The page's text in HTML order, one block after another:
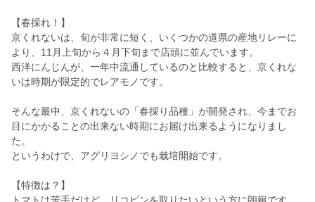
【春採れ！】
京くれないは、旬が非常に短く、いくつかの道県の産地リレーに
より、11月上旬から４月下旬まで店頭に並んでいます。
西洋にんじんが、一年中流通しているのと比較すると、京くれな
いは時期が限定的でレアモノです。
そんな最中、京くれないの「春採り品種」が開発され、今までお
目にかかることの出来ない時期にお届け出来るようになりまし
た。
というわけで、アグリヨシノでも栽培開始です。
【特徴は？】